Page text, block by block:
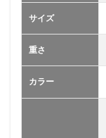
サイズ
重さ
カラー